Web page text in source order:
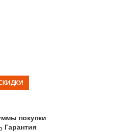
покупки
Гарантия